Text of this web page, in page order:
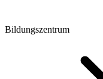
Bildungszentrum